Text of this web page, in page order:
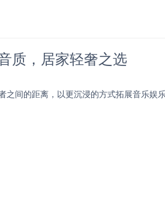
质，居家轻奢之选
间的距离，以更沉浸的方式拓展音乐娱乐